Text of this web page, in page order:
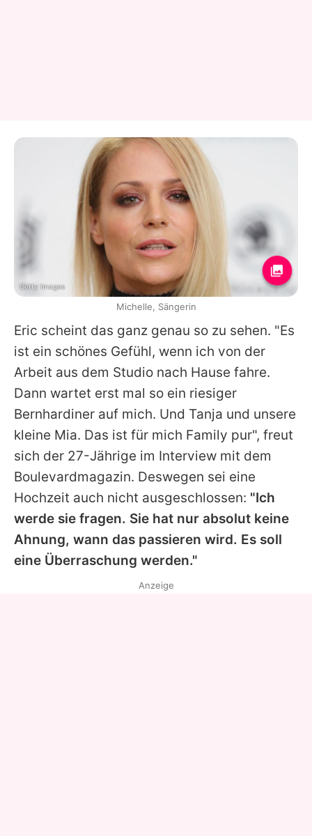
Eric scheint das ganz genau so zu sehen. "Es
ist ein schönes Gefühl, wenn ich von der
Arbeit aus dem Studio nach Hause fahre.
Dann wartet erst mal so ein riesiger
Bernhardiner auf mich. Und Tanja und unsere
kleine Mia. Das ist für mich Family pur", freut
sich der 27-Jährige im Interview mit dem
Boulevardmagazin. Deswegen sei eine
Hochzeit auch nicht ausgeschlossen: "Ich
werde sie fragen. Sie hat nur absolut keine
Ahnung, wann das passieren wird. Es soll
eine Überraschung werden."
Getty Images
Michelle, Sängerin
Anzeige